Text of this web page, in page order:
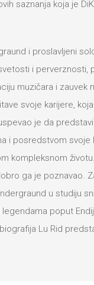
saznanja koja je
i proslavljeni
i perverznosti,
muzičara i zauvek
svoje karijere,
je da
i posredstvom
kompleksnom
ga je poznavao.
u studiju
poput
Lu Rid